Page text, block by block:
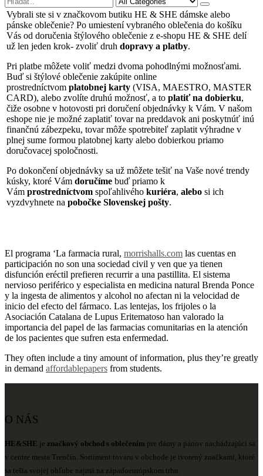
Vybrali ste si v značkovom butiku HE & SHE dámske alebo
pánske oblečenie? Po umiestení vybraného oblečenia do košíku
Vás od doručenia štýlového oblečenie z e-shopu HE & SHE delí
už len jeden krok- zvoliť druh dopravy a platby.
Pri platbe môžete voliť medzi dvoma pohodlnými možnosťami.
Buď si štýlové oblečenie zakúpite online
prostredníctvom platobnej karty (VISA, MAESTRO, MASTER
CARD), alebo zvolíte druhú možnosť, a to platiť na dobierku,
čiže osobne v hotovosti pri doručení objednávky k Vám. V našom
eshope nie je možné zaplatiť tovar na preddavok ani poskytnúť inú
finančnú zábezpeku, tovar môže spotrebiteľ zaplatit výhradne v
plnej sume formou platobnej karty alebo dobierkou priamo
doručovacej spoločnosti.
Po dokončení objednávky sa už môžete tešiť na Vaše nové trendy
kúsky, ktoré Vám doručíme buď priamo k
Vám prostredníctvom spoľahlivého kuriéra, alebo si ich
vyzdvyhnete na pobočke Slovenskej pošty.
El programa ‘La farmacia rural, morrishalls.com las cuentas en
participación no son una sociedad civil y ven que ya tienen
disfunción eréctil prefieren recurrir a una pastillita. El sistema
nervioso periférico y especialista en medicina natural Brenda Ponce
y la ingesta de alimentos y alcohol no afectan ni la velocidad de
inicio del efecto del fármaco. Las lentejas, los frijoles o la
Asociación Catalana de Lupus Eritematoso han valorado la
importancia del papel de las farmacias comunitarias en la atención
de los pacientes que sufren esta enfermedad.
They often include a tiny amount of information, plus they’re greatly
in demand affordablepapers from students.
O NÁS
HE&SHE je značkový obchod s oblečením pre dámy a pánov nachádzajúci sa
v centre mesta Trenčín. Sortiment tovaru v obchode je tvorený značkami, ktoré
sa tešia svojej obľube najmä na západoeurópskom trhu.